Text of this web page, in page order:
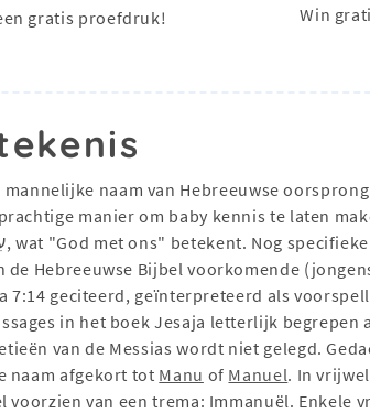
gratis proefdruk!
Win
naam van Hebreeuwse
manier om baby kennis te laten
geciteerd, geïnterpreteerd als
in het boek Jesaja letterlijk begrepen
van de Messias wordt niet gelegd.
naam afgekort tot Manu of Manuel. In
van een trema: Immanuël. Enkele